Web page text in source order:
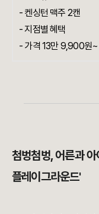
- 켄싱턴 맥주 2캔
- 지점별 혜택
- 가격 13만 9,900원~
첨벙첨벙, 어른과
플레이그라운드'